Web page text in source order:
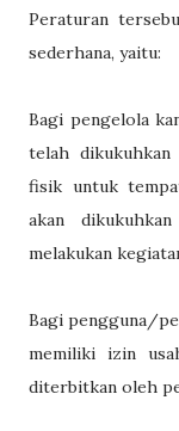
Peraturan
sederhana, yaitu:
Bagi pengelola
telah dikukuhkan
fisik untuk
akan
melakukan
Bagi pengguna/
memiliki izin
diterbitkan oleh